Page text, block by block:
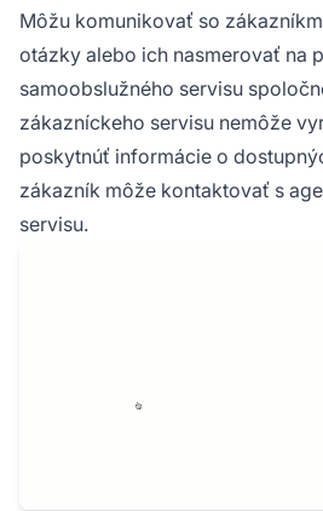
Môžu komunikovať so
otázky alebo ich nasmerovať na
samoobslužného servisu
zákazníckeho servisu nemôže
poskytnúť informácie o
zákazník môže kontaktovať s
servisu.